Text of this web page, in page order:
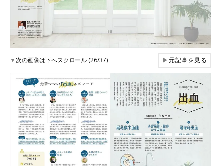
▼次の画像は下へスクロール (26/37) ▶元記事を見る